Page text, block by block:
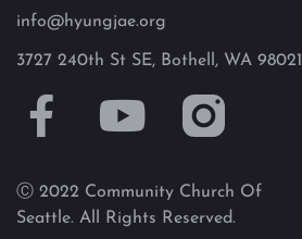
info@hyungjae.org
3727 240th St SE, Bothell, WA 98021
Ⓒ 2022 Community Church Of
Seattle. All Rights Reserved.